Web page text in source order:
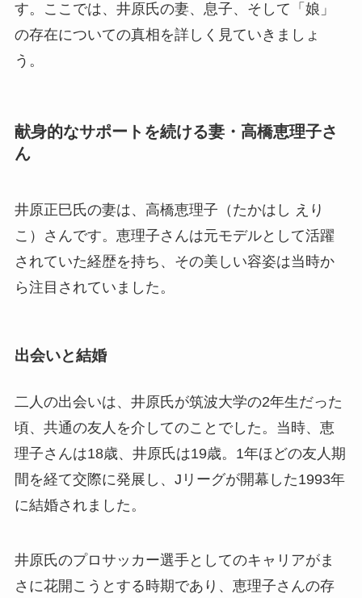
す。ここでは、井原氏の妻、息子、そして「娘」
の存在についての真相を詳しく見ていきましょ
う。
献身的なサポートを続ける妻・高橋恵理子さ
ん
井原正巳氏の妻は、高橋恵理子（たかはし えり
こ）さんです。恵理子さんは元モデルとして活躍
されていた経歴を持ち、その美しい容姿は当時か
ら注目されていました。
出会いと結婚
二人の出会いは、井原氏が筑波大学の2年生だった
頃、共通の友人を介してのことでした。当時、恵
理子さんは18歳、井原氏は19歳。1年ほどの友人期
間を経て交際に発展し、Jリーグが開幕した1993年
に結婚されました。
井原氏のプロサッカー選手としてのキャリアがま
さに花開こうとする時期であり、恵理子さんの存